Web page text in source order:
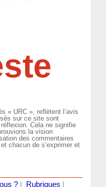
« URC », reflètent l’avis
sur ce site sont
Cela ne signifie
la vision
des commentaires
chacun de s’exprimer et
?| Rubriques